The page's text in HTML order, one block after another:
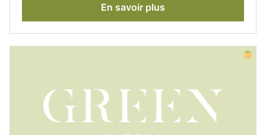
dans les meilleures conditions.
En savoir plus